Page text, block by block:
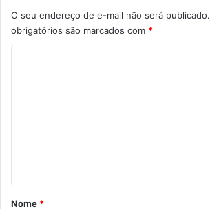
O seu endereço de e-mail não será publicado.
obrigatórios são marcados com *
r
Nome *